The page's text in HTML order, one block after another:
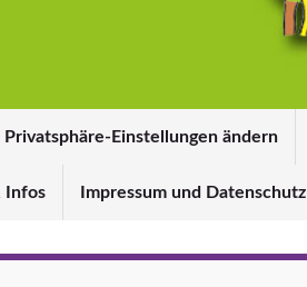
Privatsphäre-Einstellungen ändern
Infos Impressum und Datenschutz